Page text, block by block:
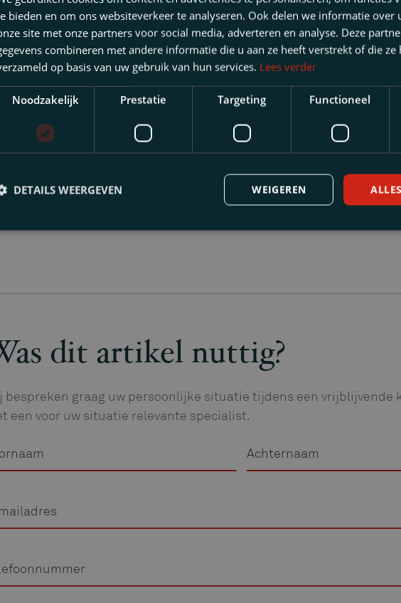
Een prachtige mijlpaal waar wij
enorm trots op zijn.
dit artikel nuttig?
bespreken graag uw persoonlijke situatie tijdens een vrijblijvende
een voor uw situatie relevante specialist.
bieden en om ons websiteverkeer te analyseren. Ook delen we informatie over
site met onze partners voor social media, adverteren en analyse. Deze
combineren met andere informatie die u aan ze heeft verstrekt of die ze
op basis van uw gebruik van hun services. Lees verder
Noodzakelijk Prestatie Targeting Functioneel
WEIGEREN
DETAILS WEERGEVEN